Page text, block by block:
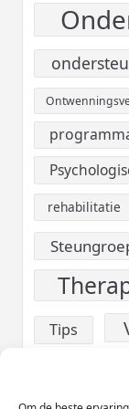
rehabilitatie
Tips